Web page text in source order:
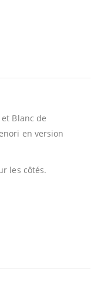
Blanc de
en version
les côtés.